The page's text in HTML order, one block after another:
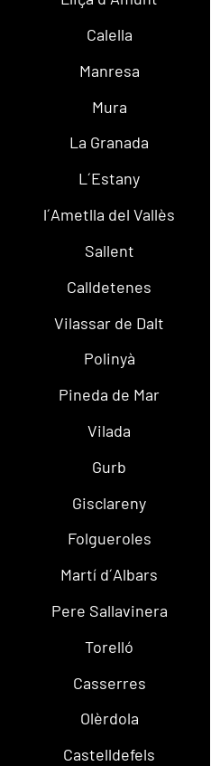
Calella
Manresa
Mura
La Granada
L´Estany
l´Ametlla del Vallès
Sallent
Calldetenes
Vilassar de Dalt
Polinyà
Pineda de Mar
Vilada
Gurb
Gisclareny
Folgueroles
Martí d´Albars
Pere Sallavinera
Torelló
Casserres
Olèrdola
Castelldefels